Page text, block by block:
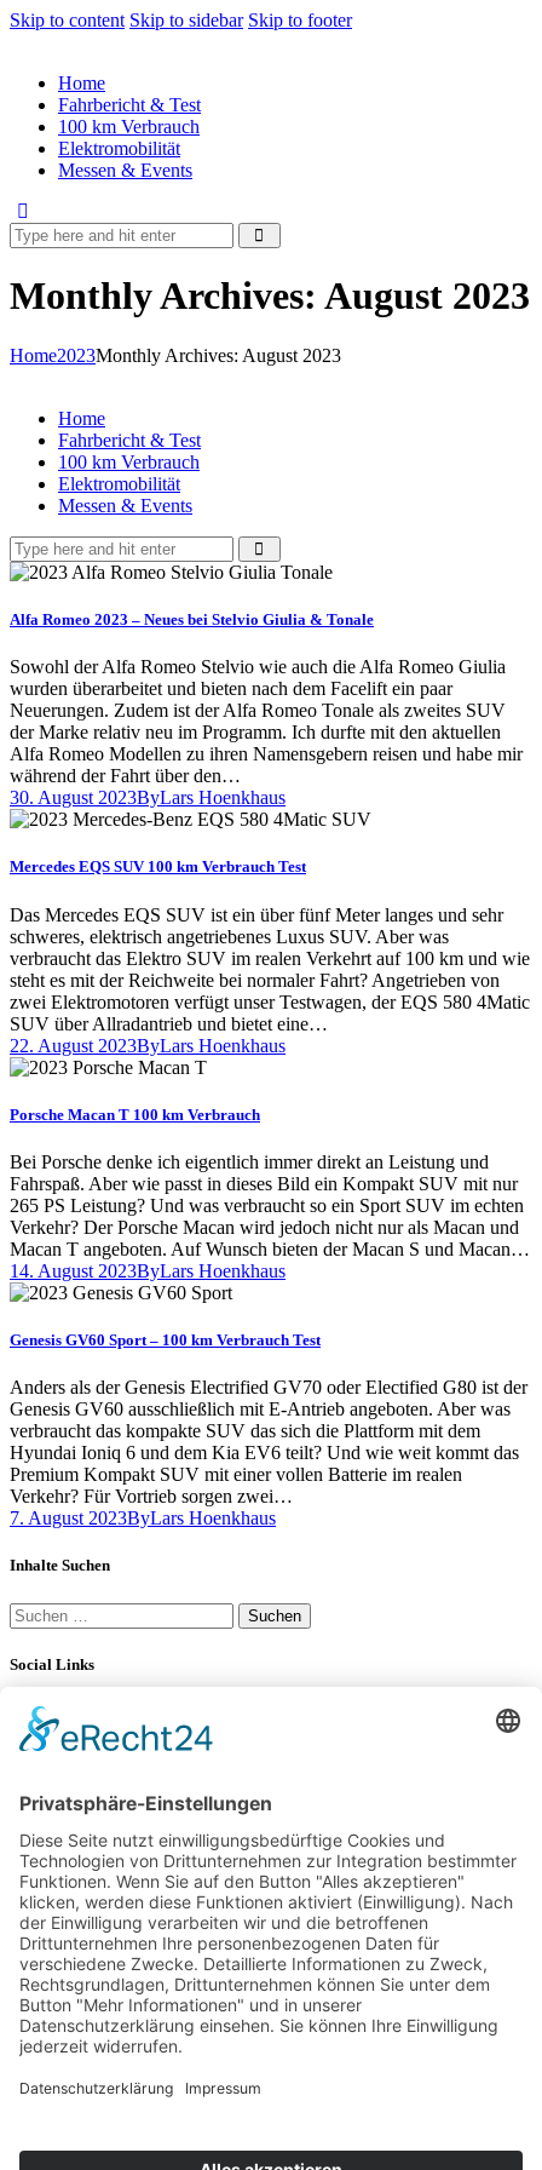
Skip to content Skip to sidebar Skip to footer
Home
Fahrbericht & Test
100 km Verbrauch
Elektromobilität
Messen & Events
Monthly Archives: August 2023
Home2023Monthly Archives: August 2023
Home
Fahrbericht & Test
100 km Verbrauch
Elektromobilität
Messen & Events
Alfa Romeo 2023 – Neues bei Stelvio Giulia & Tonale
Sowohl der Alfa Romeo Stelvio wie auch die Alfa Romeo Giulia
wurden überarbeitet und bieten nach dem Facelift ein paar
Neuerungen. Zudem ist der Alfa Romeo Tonale als zweites SUV
der Marke relativ neu im Programm. Ich durfte mit den aktuellen
Alfa Romeo Modellen zu ihren Namensgebern reisen und habe mir
während der Fahrt über den…
30. August 2023ByLars Hoenkhaus
Mercedes EQS SUV 100 km Verbrauch Test
Das Mercedes EQS SUV ist ein über fünf Meter langes und sehr
schweres, elektrisch angetriebenes Luxus SUV. Aber was
verbraucht das Elektro SUV im realen Verkehrt auf 100 km und wie
steht es mit der Reichweite bei normaler Fahrt? Angetrieben von
zwei Elektromotoren verfügt unser Testwagen, der EQS 580 4Matic
SUV über Allradantrieb und bietet eine…
22. August 2023ByLars Hoenkhaus
Porsche Macan T 100 km Verbrauch
Bei Porsche denke ich eigentlich immer direkt an Leistung und
Fahrspaß. Aber wie passt in dieses Bild ein Kompakt SUV mit nur
265 PS Leistung? Und was verbraucht so ein Sport SUV im echten
Verkehr? Der Porsche Macan wird jedoch nicht nur als Macan und
Macan T angeboten. Auf Wunsch bieten der Macan S und Macan…
14. August 2023ByLars Hoenkhaus
Genesis GV60 Sport – 100 km Verbrauch Test
Anders als der Genesis Electrified GV70 oder Electified G80 ist der
Genesis GV60 ausschließlich mit E-Antrieb angeboten. Aber was
verbraucht das kompakte SUV das sich die Plattform mit dem
Hyundai Ioniq 6 und dem Kia EV6 teilt? Und wie weit kommt das
Premium Kompakt SUV mit einer vollen Batterie im realen
Verkehr? Für Vortrieb sorgen zwei…
7. August 2023ByLars Hoenkhaus
Inhalte Suchen
Suchen
nach:
Social Links
YouTube LinkedIn
100 km Verbrauch Test
Mercedes-Benz V-Klasse V 300 d Langstreckentest
25. September 2024
Citroën C5 X Hybrid – 100 km Verbrauch Test
22. Januar 2024